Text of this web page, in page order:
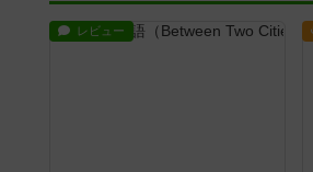
レビュー